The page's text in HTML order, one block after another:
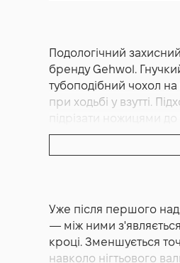
Подологічний
бренду Gehwol.
тубоподібний чохол
при ходьбі у взутті.
підрізати ножицями
виріб,
Конструктивно це
шаром полімерного
розподіляє тиск по
Уже після першого
— між ними
кроці. Зменшується
навколо нігтьового